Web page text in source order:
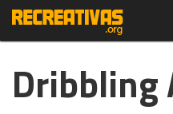
Dribbling